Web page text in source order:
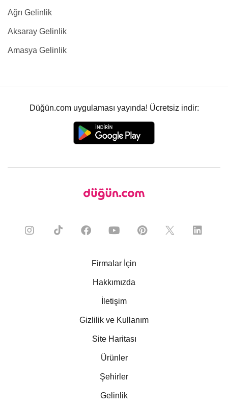
Ağrı Gelinlik
Aksaray Gelinlik
Amasya Gelinlik
Düğün.com uygulaması yayında! Ücretsiz indir:
Firmalar İçin
Hakkımızda
İletişim
Gizlilik ve Kullanım
Site Haritası
Ürünler
Şehirler
Gelinlik